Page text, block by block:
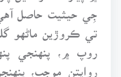
جِي حيثيت حاصل
تي ڪروڙين ماڻهو
روپ ۾، پنهنجي
روايتن موجب،